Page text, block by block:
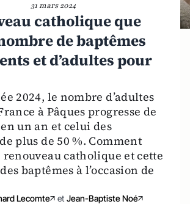
31 mars 2024
catholique que
de baptêmes
et d’adultes pour
2024, le nombre d’adultes
à Pâques progresse de
un an et celui des
plus de 50 %. Comment
catholique et cette
baptêmes à l’occasion de
Lecomte et Jean-Baptiste Noé